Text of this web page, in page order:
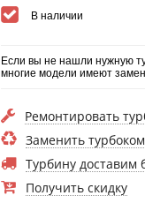
В наличии
Если вы не нашли нужную
многие модели имеют
Ремонтировать
Заменить
Турбину доставим
Получить скидку